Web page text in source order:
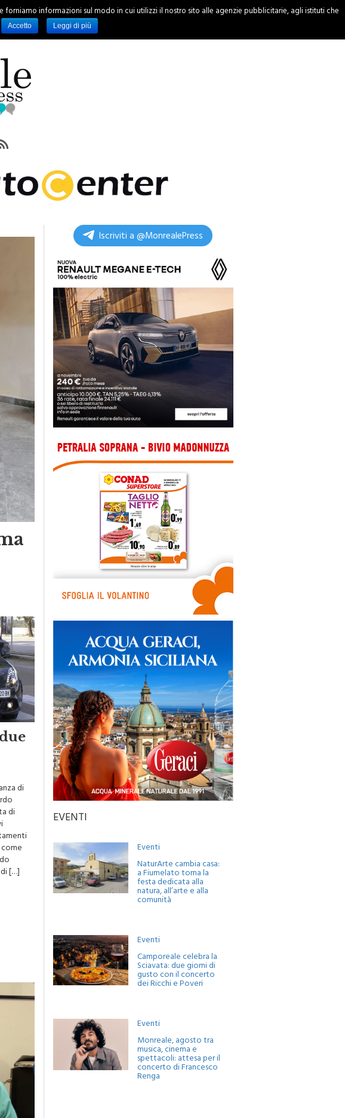
SPORT INCHIESTE
di
di
[…]
Iscriviti a @MonrealePress
EVENTI
Eventi
NaturArte cambia casa:
a Fiumelato torna la
festa dedicata alla
natura, all’arte e alla
comunità
Eventi
Camporeale celebra la
Sciavata: due giorni di
gusto con il concerto
dei Ricchi e Poveri
Eventi
Monreale, agosto tra
musica, cinema e
spettacoli: attesa per il
concerto di Francesco
Renga
informazioni sul modo in cui utilizzi il nostro sito alle agenzie pubblicitarie, agli istituti che
Accetto Leggi di più